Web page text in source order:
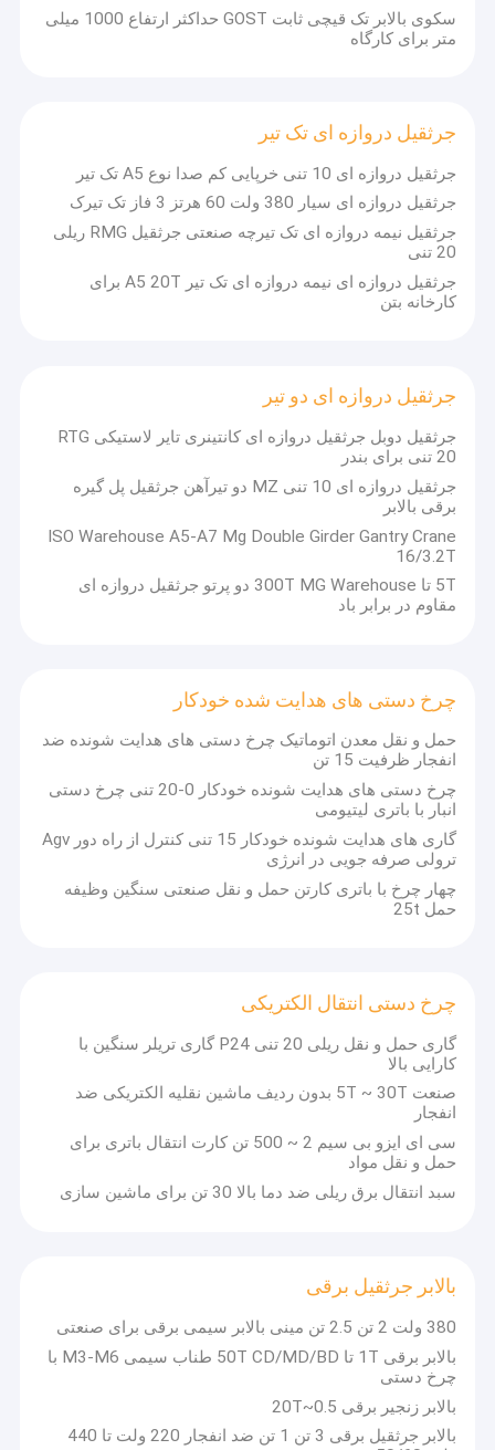
خانه
محصولات
ویدیو
سکوی بالابر تک قیچی ثابت GOST حداکثر ارتفاع 1000 میلی
متر برای کارگاه
جرثقیل دروازه ای تک تیر
جرثقیل دروازه ای 10 تنی خرپایی کم صدا نوع A5 تک تیر
جرثقیل دروازه ای سیار 380 ولت 60 هرتز 3 فاز تک تیرک
جرثقیل نیمه دروازه ای تک تیرچه صنعتی جرثقیل RMG ریلی
20 تنی
جرثقیل دروازه ای نیمه دروازه ای تک تیر A5 20T برای
کارخانه بتن
جرثقیل دروازه ای دو تیر
جرثقیل دوبل جرثقیل دروازه ای کانتینری تایر لاستیکی RTG
20 تنی برای بندر
جرثقیل دروازه ای 10 تنی MZ دو تیرآهن جرثقیل پل گیره
برقی بالابر
ISO Warehouse A5-A7 Mg Double Girder Gantry Crane
16/3.2T
5T تا 300T MG Warehouse دو پرتو جرثقیل دروازه ای
مقاوم در برابر باد
چرخ دستی های هدایت شده خودکار
حمل و نقل معدن اتوماتیک چرخ دستی های هدایت شونده ضد
انفجار ظرفیت 15 تن
چرخ دستی های هدایت شونده خودکار 0-20 تنی چرخ دستی
انبار با باتری لیتیومی
گاری های هدایت شونده خودکار 15 تنی کنترل از راه دور Agv
ترولی صرفه جویی در انرژی
چهار چرخ با باتری کارتن حمل و نقل صنعتی سنگین وظیفه
حمل 25t
چرخ دستی انتقال الکتریکی
گاری حمل و نقل ریلی 20 تنی P24 گاری تریلر سنگین با
کارایی بالا
صنعت 5T ~ 30T بدون ردیف ماشین نقلیه الکتریکی ضد
انفجار
سی ای ایزو بی سیم 2 ~ 500 تن کارت انتقال باتری برای
حمل و نقل مواد
سبد انتقال برق ریلی ضد دما بالا 30 تن برای ماشین سازی
بالابر جرثقیل برقی
380 ولت 2 تن 2.5 تن مینی بالابر سیمی برقی برای صنعتی
بالابر برقی 1T تا 50T CD/MD/BD طناب سیمی M3-M6 با
چرخ دستی
بالابر زنجیر برقی 0.5~20T
بالابر جرثقیل برقی 3 تن 1 تن ضد انفجار 220 ولت تا 440
CATET
شرکت شرکت تولیدی مبتنی بر فناوری است که تحقیقات و